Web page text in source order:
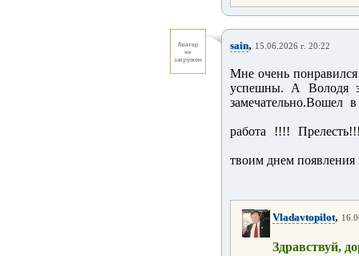
sain, 15.06.2026 г. 20:22
Мне очень
успешны. А Володя
замечательно.Вошел
работа !!!!
твоим днем
Vladavtopilot,
Здравствуй,